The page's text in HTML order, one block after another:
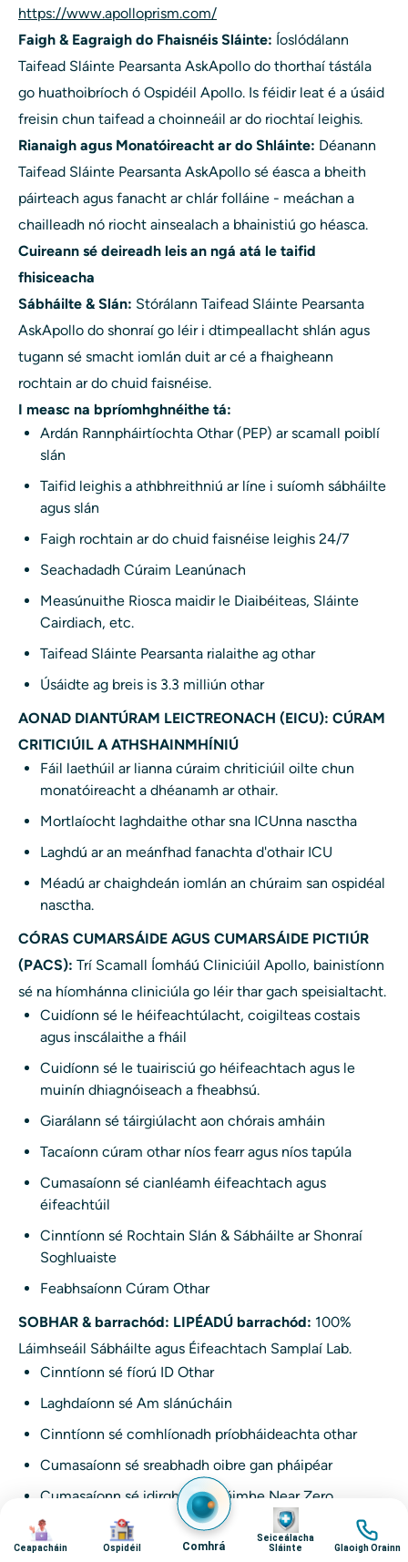
https://www.apolloprism.com/
Faigh & Eagraigh do Fhaisnéis Sláinte: Íoslódálann
Taifead Sláinte Pearsanta AskApollo do thorthaí tástála
go huathoibríoch ó Ospidéil Apollo. Is féidir leat é a úsáid
freisin chun taifead a choinneáil ar do riochtaí leighis.
Rianaigh agus Monatóireacht ar do Shláinte: Déanann
Taifead Sláinte Pearsanta AskApollo sé éasca a bheith
páirteach agus fanacht ar chlár folláine - meáchan a
chailleadh nó riocht ainsealach a bhainistiú go héasca.
Cuireann sé deireadh leis an ngá atá le taifid
fhisiceacha
Sábháilte & Slán: Stórálann Taifead Sláinte Pearsanta
AskApollo do shonraí go léir i dtimpeallacht shlán agus
tugann sé smacht iomlán duit ar cé a fhaigheann
rochtain ar do chuid faisnéise.
I measc na bpríomhghnéithe tá:
Ardán Rannpháirtíochta Othar (PEP) ar scamall poiblí
slán
Taifid leighis a athbhreithniú ar líne i suíomh sábháilte
agus slán
Faigh rochtain ar do chuid faisnéise leighis 24/7
Seachadadh Cúraim Leanúnach
Measúnuithe Riosca maidir le Diaibéiteas, Sláinte
Cairdiach, etc.
Taifead Sláinte Pearsanta rialaithe ag othar
Úsáidte ag breis is 3.3 milliún othar
AONAD DIANTÚRAM LEICTREONACH (EICU): CÚRAM
CRITICIÚIL A ATHSHAINMHÍNIÚ
Fáil laethúil ar lianna cúraim chriticiúil oilte chun
monatóireacht a dhéanamh ar othair.
Mortlaíocht laghdaithe othar sna ICUnna nasctha
Laghdú ar an meánfhad fanachta d'othair ICU
Méadú ar chaighdeán iomlán an chúraim san ospidéal
nasctha.
CÓRAS CUMARSÁIDE AGUS CUMARSÁIDE PICTIÚR
(PACS): Trí Scamall Íomháú Cliniciúil Apollo, bainistíonn
sé na híomhánna cliniciúla go léir thar gach speisialtacht.
Cuidíonn sé le héifeachtúlacht, coigilteas costais
agus inscálaithe a fháil
Cuidíonn sé le tuairisciú go héifeachtach agus le
muinín dhiagnóiseach a fheabhsú.
Giarálann sé táirgiúlacht aon chórais amháin
Tacaíonn cúram othar níos fearr agus níos tapúla
Cumasaíonn sé cianléamh éifeachtach agus
éifeachtúil
Cinntíonn sé Rochtain Slán & Sábháilte ar Shonraí
Soghluaiste
Feabhsaíonn Cúram Othar
SOBHAR & barrachód: LIPÉADÚ barrachód: 100%
Láimhseáil Sábháilte agus Éifeachtach Samplaí Lab.
Cinntíonn sé fíorú ID Othar
Laghdaíonn sé Am slánúcháin
Cinntíonn sé comhlíonadh príobháideachta othar
Cumasaíonn sé sreabhadh oibre gan pháipéar
Cumasaíonn sé idirghabháil láimhe Near Zero
Seachadadh go hiomlán trí Apollo MedMantra
Íomha
Ceapacháin
Íomha
Ospidéil Comhrá
Íomha
Seiceálacha
Sláinte
Íomha
Glaoigh Orainn